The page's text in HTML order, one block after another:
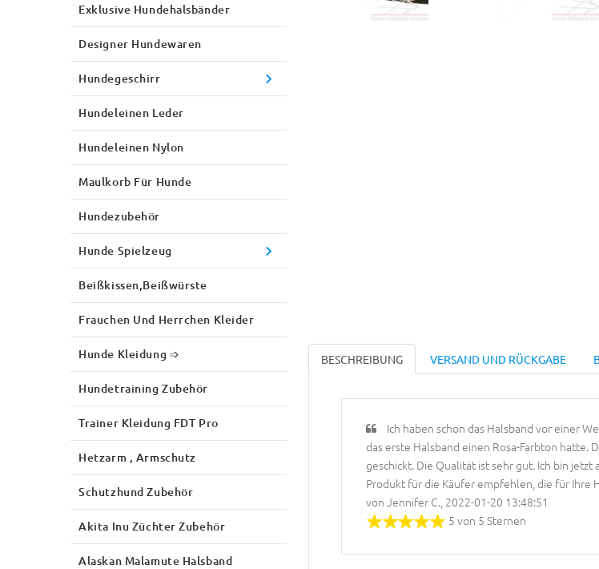
BESCHREIBUNG VERSAND UND RÜCKGABE
Ich haben schon das Halsband vor einer
das erste Halsband einen Rosa-Farbton hatte.
geschickt. Die Qualität ist sehr gut. Ich bin
Produkt für die Käufer empfehlen, die für Ihre
von Jennifer C., 2022-01-20 13:48:51
5 von 5 Sternen
Exklusive Hundehalsbänder
Designer Hundewaren
Hundegeschirr
Hundeleinen Leder
Hundeleinen Nylon
Maulkorb Für Hunde
Hundezubehör
Hunde Spielzeug
Beißkissen,Beißwürste
Frauchen Und Herrchen Kleider
Hunde Kleidung ➩
Hundetraining Zubehör
Trainer Kleidung FDT Pro
Hetzarm , Armschutz
Schutzhund Zubehör
Akita Inu Züchter Zubehör
Alaskan Malamute Halsband